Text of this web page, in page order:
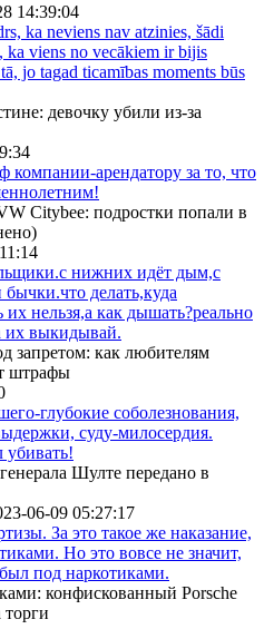
14:39:04
ka neviens nav atzinies, šādi
ka viens no vecākiem ir bijis
jo tagad ticamības moments būs
девочку убили из-за
арендатору за то, что
Citybee: подростки попали в
нижних идёт дым,с
делать,куда
их нельзя,а как дышать?реально
их выкидывай.
запретом: как любителям
штрафы
глубокие соболезнования,
суду-милосердия.
убивать!
Шулте передано в
06-09 05:27:17
За это такое же наказание,
Но это вовсе не значит,
под наркотиками.
конфискованный Porsche
торги